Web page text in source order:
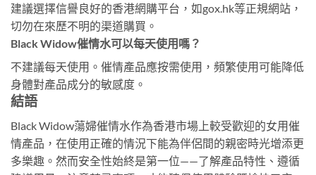
建議選擇信譽良好的香港網購平台，如gox.hk等正規網站，
切勿在來歷不明的渠道購買。
Black Widow催情水可以每天使用嗎？
不建議每天使用。催情產品應按需使用，頻繁使用可能降低
身體對產品成分的敏感度。
結語
Black Widow蕩婦催情水作為香港市場上較受歡迎的女用催
情產品，在使用正確的情況下能為伴侶間的親密時光增添更
多樂趣。然而安全性始終是第一位——了解產品特性、遵循